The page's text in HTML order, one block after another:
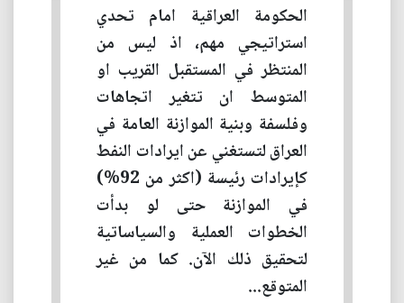
الحكومة العراقية امام تحدي
استراتيجي مهم، اذ ليس من
المنتظر في المستقبل القريب او
المتوسط ان تتغير اتجاهات
وفلسفة وبنية الموازنة العامة في
العراق لتستغني عن ايرادات النفط
كإيرادات رئيسة (اكثر من 92%)
في الموازنة حتى لو بدأت
الخطوات العملية والسياساتية
لتحقيق ذلك الآن. كما من غير
المتوقع...